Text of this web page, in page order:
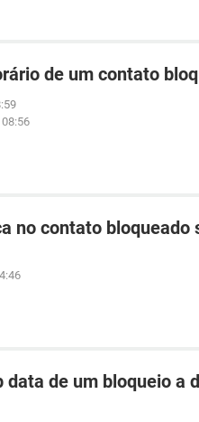
de um contato
no contato bloqueado
data de um bloqueio a